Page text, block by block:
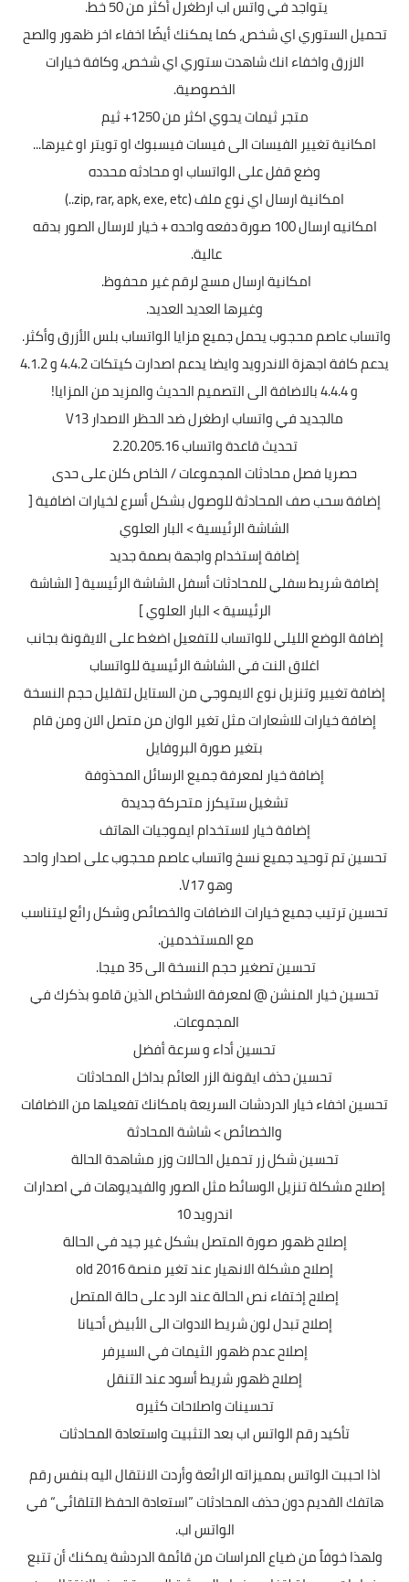
يتواجد في واتس اب ارطغرل أكثر من 50 خط.
تحميل الستوري اي شخص، كما يمكنك أيضًا اخفاء اخر ظهور والصح
الازرق واخفاء انك شاهدت ستوري اي شخص، وكافة خيارات
الخصوصية.
متجر ثيمات يحوي اكثر من 1250+ ثيم
امكانية تغيير الفيسات الى فيسات فيسبوك او تويتر او غيرها...
وضع قفل على الواتساب او محادثه محدده
امكانية ارسال اي نوع ملف (zip, rar, apk, exe, etc..)
امكانيه ارسال 100 صورة دفعه واحده + خيار لارسال الصور بدقه
عالية.
امكانية ارسال مسج لرقم غير محفوظ.
وغيرها العديد العديد.
واتساب عاصم محجوب يحمل جميع مزايا الواتساب بلس الأزرق وأكثر.
يدعم كافة اجهزة الاندرويد وايضا يدعم اصدارت كيتكات 4.4.2 و 4.1.2
و 4.4.4 بالاضافة الى التصميم الحديث والمزيد من المزايا!
مالجديد في واتساب ارطغرل ضد الحظر الاصدار V13
تحديث قاعدة واتساب 2.20.205.16
حصريا فصل محادثات المجموعات / الخاص كلن على حدى
إضافة سحب صف المحادثة للوصول بشكل أسرع لخيارات اضافية [
الشاشة الرئيسية > البار العلوي
إضافة إستخدام واجهة بصمة جديد
إضافة شريط سفلي للمحادثات أسفل الشاشة الرئيسية [ الشاشة
الرئيسية > البار العلوي ]
إضافة الوضع الليلي للواتساب للتفعيل اضغط على الايقونة بجانب
اغلاق النت في الشاشة الرئيسية للواتساب
إضافة تغيير وتنزيل نوع الايموجي من الستايل لتقليل حجم النسخة
إضافة خيارات للاشعارات مثل تغير الوان من متصل الان ومن قام
بتغير صورة البروفايل
إضافة خيار لمعرفة جميع الرسائل المحذوفة
تشغيل ستيكرز متحركة جديدة
إضافة خيار لاستخدام ايموجيات الهاتف
تحسين تم توحيد جميع نسخ واتساب عاصم محجوب على اصدار واحد
وهو V17.
تحسين ترتيب جميع خيارات الاضافات والخصائص وشكل رائع ليتناسب
مع المستخدمين.
تحسين تصغير حجم النسخة الى 35 ميجا.
تحسين خيار المنشن @ لمعرفة الاشخاص الذين قامو بذكرك في
المجموعات.
تحسين أداء و سرعة أفضل
تحسين حذف ايقونة الزر العائم بداخل المحادثات
تحسين اخفاء خيار الدردشات السريعة بامكانك تفعيلها من الاضافات
والخصائص > شاشة المحادثة
تحسين شكل زر تحميل الحالات وزر مشاهدة الحالة
إصلاح مشكلة تنزيل الوسائط مثل الصور والفيديوهات في اصدارات
اندرويد 10
إصلاح ظهور صورة المتصل بشكل غير جيد في الحالة
إصلاح مشكلة الانهيار عند تغير منصة old 2016
إصلاح إختفاء نص الحالة عند الرد على حالة المتصل
إصلاح تبدل لون شريط الادوات الى الأبيض أحيانا
إصلاح عدم ظهور الثيمات في السيرفر
إصلاح ظهور شريط أسود عند التنقل
تحسينات واصلاحات كثيره
تأكيد رقم الواتس اب بعد التثبيت واستعادة المحادثات
اذا احببت الواتس بممیزاته الرائعة وأردت الانتقال الیه بنفس رقم
ھاتفك القديم دون حذف المحادثات ”استعادة الحفظ التلقائي“ في
الواتس اب.
ولھذا خوفاً من ضیاع المراسات من قائمة الدردشة يمكنك أن تتبع